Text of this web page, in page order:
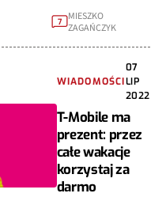
7
MIESZKO
ZAGAŃCZYK
WIADOMOŚCI
07
LIP
2022
T-Mobile ma
prezent: przez
całe wakacje
korzystaj za
darmo